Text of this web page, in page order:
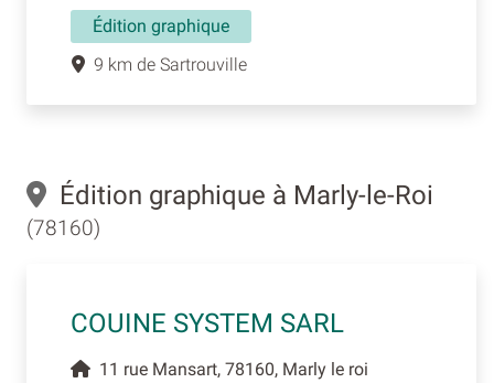
Édition graphique
9 km de Sartrouville
Édition graphique à Marly-le-Roi
(78160)
COUINE SYSTEM SARL
11 rue Mansart, 78160, Marly le roi